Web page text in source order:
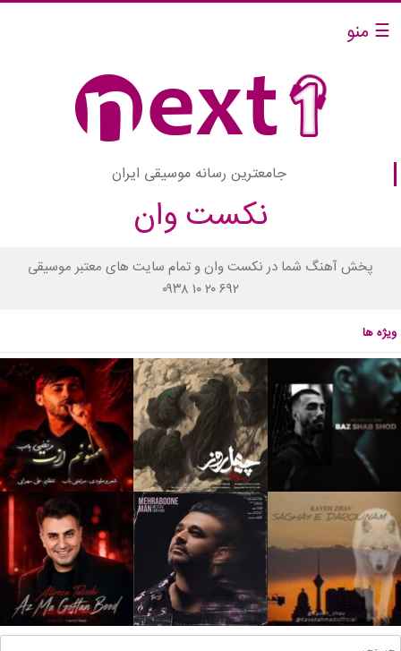
☰ منو
جامعترین رسانه موسیقی ایران
نکست وان
پخش آهنگ شما در نکست وان و تمام سایت های معتبر موسیقی
۰۹۳۸ ۱۰ ۲۰ ۶۹۲
ویژه ها